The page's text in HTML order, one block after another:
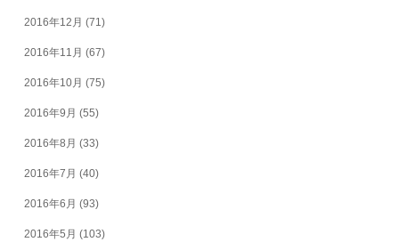
2016年12月 (71)
2016年11月 (67)
2016年10月 (75)
2016年9月 (55)
2016年8月 (33)
2016年7月 (40)
2016年6月 (93)
2016年5月 (103)